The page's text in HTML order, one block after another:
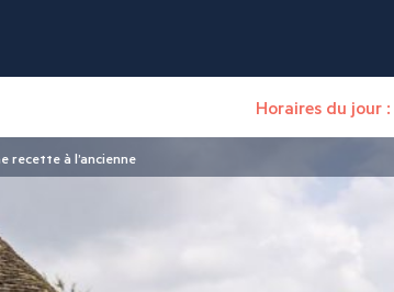
Horaires du jour :
recette à l’ancienne